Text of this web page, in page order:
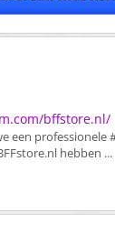
bffstore.nl/
een professionele
hebben ...